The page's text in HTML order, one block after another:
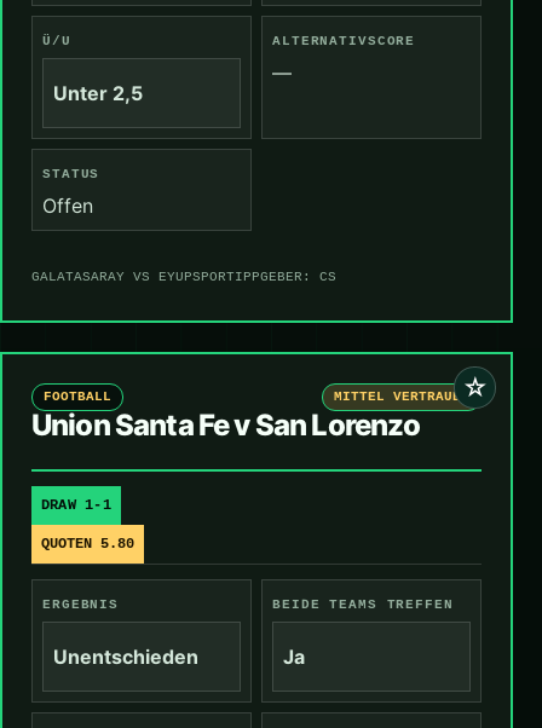
Ü/U
Unter 2,5
ALTERNATIVSCORE
—
STATUS
Offen
GALATASARAY VS EYUPSPORTIPPGEBER: CS
☆
FOOTBALL MITTEL VERTRAUEN
Union Santa Fe v San Lorenzo
DRAW 1-1
QUOTEN 5.80
ERGEBNIS
Unentschieden
BEIDE TEAMS TREFFEN
Ja